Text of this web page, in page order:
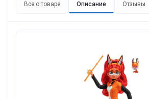
Все о товаре Описание Отзывы